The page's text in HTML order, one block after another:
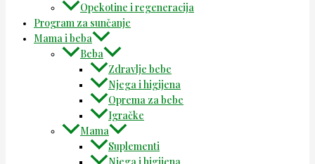
Opekotine i regeneracija
Program za sunčanje
Mama i beba
Beba
Zdravlje bebe
Njega i higijena
Oprema za bebe
Igračke
Mama
Suplementi